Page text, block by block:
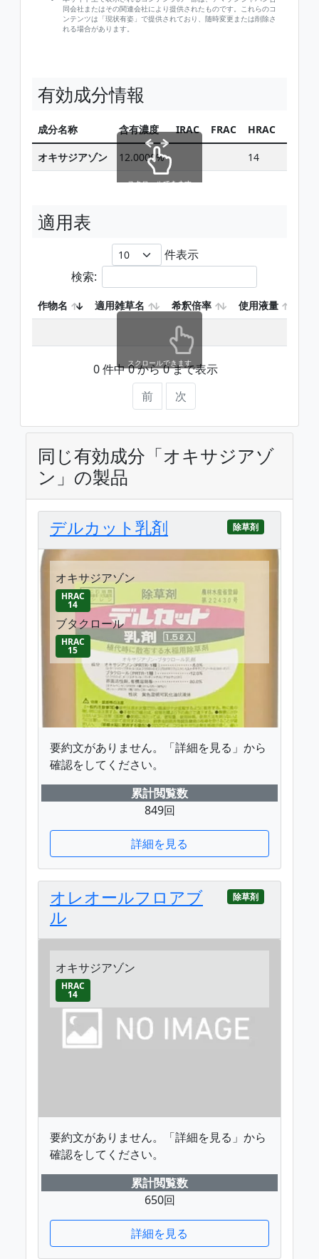
同会社またはその関連会社により提供されたものです。これらのコ
ンテンツは「現状有姿」で提供されており、随時変更または削除さ
れる場合があります。
有効成分情報
成分名称 含有濃度 IRAC FRAC HRAC
オキサジアゾン 12.0000% 14
スクロールできます
適用表
件表示
検索:
作物名 適用雑草名 希釈倍率 使用液量
0 件中 0 から 0 まで表示
前
次
スクロールできます
同じ有効成分「オキサジアゾ
ン」の製品
デルカット乳剤 除草剤
オキサジアゾン
HRAC
14
ブタクロール
HRAC
15
要約文がありません。「詳細を見る」から
確認をしてください。
累計閲覧数
849回
詳細を見る
オレオールフロアブ
ル
除草剤
オキサジアゾン
HRAC
14
要約文がありません。「詳細を見る」から
確認をしてください。
累計閲覧数
650回
詳細を見る